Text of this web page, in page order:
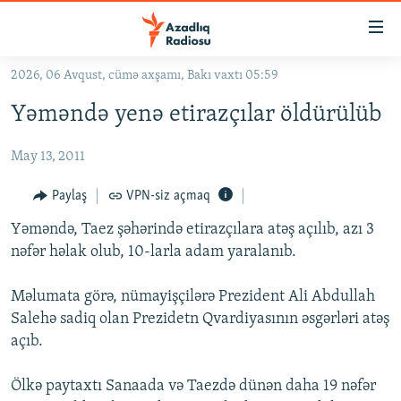
Əsas
qayıt
naviqasiyaya
Axtarışa
keç
KORRUPSIOMETR
#ƏSLINDƏ
FƏRQƏ BAX
QANUNI DOĞRU
ARAŞDIRMA
MULTIMEDIA
FOTOQALEREYA
RADIO ARXIV
OXU ZALI
HAQQIMIZDA
2026, 06 Avqust, cümə axşamı, Bakı vaxtı 05:59
Yəməndə yenə etirazçılar öldürülüb
May 13, 2011
Paylaş VPN-siz açmaq
Yəməndə, Taez şəhərində etirazçılara atəş açılıb, azı 3
nəfər həlak olub, 10-larla adam yaralanıb.
Məlumata görə, nümayişçilərə Prezident Ali Abdullah
Salehə sadiq olan Prezidetn Qvardiyasının əsgərləri atəş
açıb.
Ölkə paytaxtı Sanaada və Taezdə dünən daha 19 nəfər